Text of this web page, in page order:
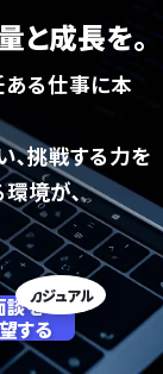
と成長を｡
ある仕事に本
､挑戦する力を
環境が､
カジュアル
談を
する